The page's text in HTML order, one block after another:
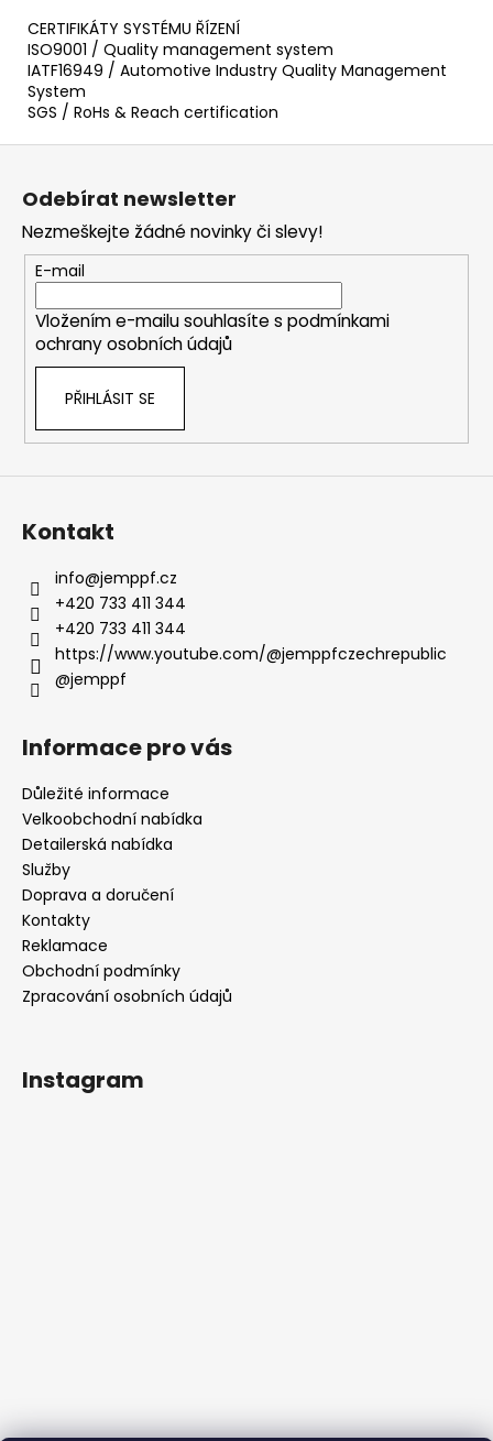
CERTIFIKÁTY SYSTÉMU ŘÍZENÍ
ISO9001 / Quality management system
IATF16949 / Automotive Industry Quality Management
System
SGS / RoHs & Reach certification
Odebírat newsletter
Nezmeškejte žádné novinky či slevy!
E-mail
Vložením e-mailu souhlasíte s podmínkami
ochrany osobních údajů
PŘIHLÁSIT SE
Kontakt
info@jemppf.cz
+420 733 411 344
+420 733 411 344
https://www.youtube.com/@jemppfczechrepublic
@jemppf
Informace pro vás
Důležité informace
Velkoobchodní nabídka
Detailerská nabídka
Služby
Doprava a doručení
Kontakty
Reklamace
Obchodní podmínky
Zpracování osobních údajů
Instagram